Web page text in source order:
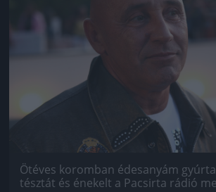
Ötéves koromban édesanyám
tésztát és énekelt a Pacsirta rádió